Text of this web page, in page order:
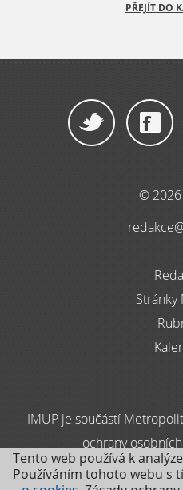
PŘEJÍT DO
© 2026
Stránky
IMUP je součástí
ochrany
Tento web používá k
Používáním tohoto webu s